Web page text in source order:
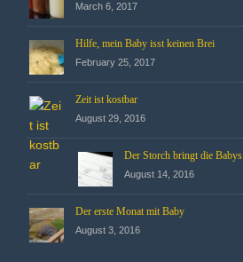
March 6, 2017
Hilfe, mein Baby isst keinen Brei
February 25, 2017
Zeit ist kostbar
August 29, 2016
Der Storch bringt die Babys
August 14, 2016
Der erste Monat mit Baby
August 3, 2016